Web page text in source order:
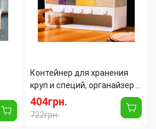
Контейнер для хранения
круп и специй, органайзер с
дозатором 6 секций
404грн.
722грн.